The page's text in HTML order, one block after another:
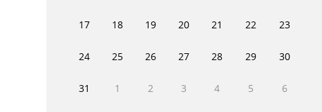
17 18 19 20 21 22 23
24 25 26 27 28 29 30
31 1 2 3 4 5 6